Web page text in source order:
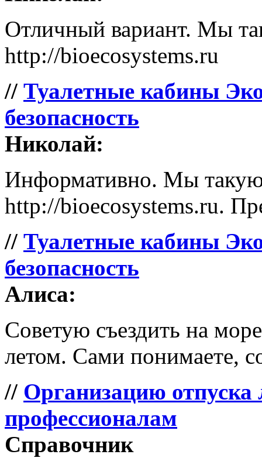
Отличный вариант. Мы
http://bioecosystems.ru
// Туалетные кабины
безопасность
Николай:
Информативно. Мы такую
http://bioecosystems.ru.
// Туалетные кабины
безопасность
Алиса:
Советую съездить на
летом. Сами понимаете,
// Организацию отпуска
профессионалам
Справочник